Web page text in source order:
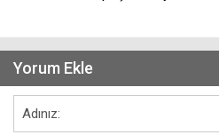
Yorum Ekle